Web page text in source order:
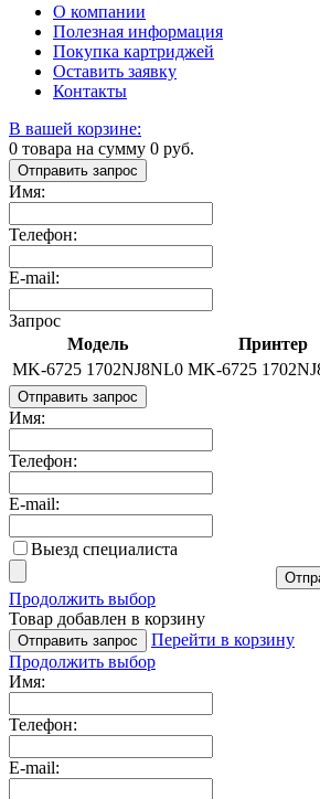
О компании
Полезная информация
Покупка картриджей
Оставить заявку
Контакты
В вашей корзине:
0 товара на сумму 0 руб.
Отправить запрос
Имя:
Телефон:
E-mail:
Запрос
Модель
Принтер
MK-6725 1702NJ8NL0 MK-6725
Отправить запрос
Имя:
Телефон:
E-mail:
Выезд специалиста
Продолжить выбор
Товар добавлен в корзину
Отправить запрос
Перейти в корзину
Продолжить выбор
Имя:
Телефон:
E-mail: